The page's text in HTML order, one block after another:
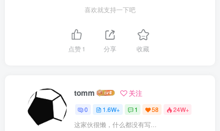
│ ├── IMG_20260114_221915.jpg
│ └── IMG_20260114_222521.jpg
├── 4第二天上午喵喵老师
│ ├── IMG_20260115_092428.jpg
│ ├── IMG_20260115_093557.jpg
│ ├── IMG_20260115_093605.jpg
喜欢就支持一下吧
点赞1 分享 收藏
tomm 关注
0 1.6W+ 1 58 24W+
这家伙很懒，什么都没有写...